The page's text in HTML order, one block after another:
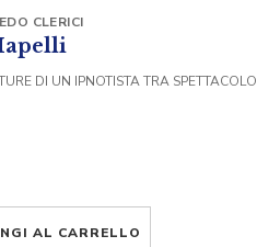
CLERICI
DI UN IPNOTISTA TRA SPETTACOLO
AL CARRELLO